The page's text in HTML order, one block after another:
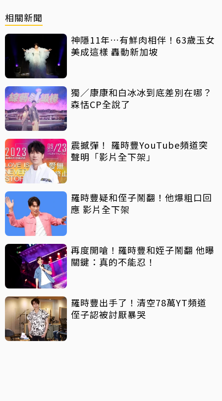
相關新聞
神隱11年…有鮮肉相伴！63歲玉女
美成這樣 轟動新加坡
獨／康康和白冰冰到底差別在哪？
森恬CP全說了
震撼彈！ 羅時豐YouTube頻道突
聲明「影片全下架」
羅時豐疑和侄子鬧翻！他爆粗口回
應 影片全下架
再度開嗆！羅時豐和姪子鬧翻 他曝
關鍵：真的不能忍！
羅時豐出手了！清空78萬YT頻道
侄子認被討厭暴哭